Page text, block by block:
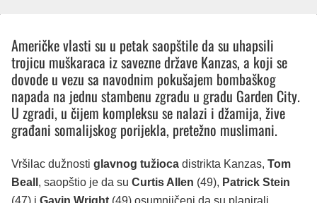
Američke vlasti su u petak saopštile da su uhapsili
trojicu muškaraca iz savezne države Kanzas, a koji se
dovode u vezu sa navodnim pokušajem bombaškog
napada na jednu stambenu zgradu u gradu Garden City.
U zgradi, u čijem kompleksu se nalazi i džamija, žive
građani somalijskog porijekla, pretežno muslimani.
Vršilac dužnosti glavnog tužioca distrikta Kanzas, Tom
Beall , saopštio je da su Curtis Allen (49), Patrick Stein
(47) i Gavin Wright (49) osumnjičeni da su planirali